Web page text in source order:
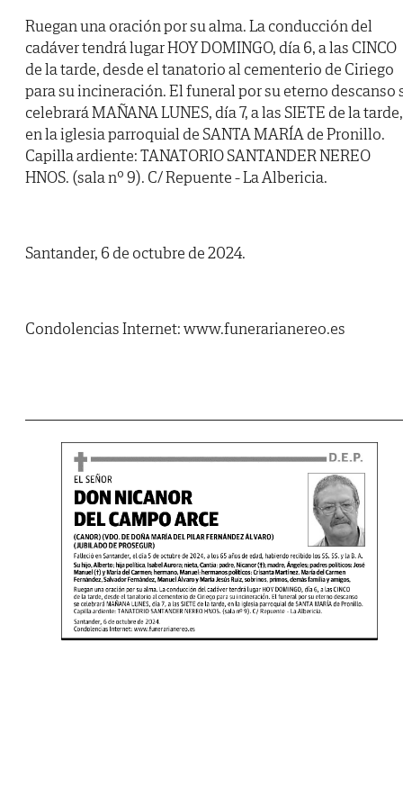
Ruegan una oración por su alma. La conducción del
cadáver tendrá lugar HOY DOMINGO, día 6, a las CINCO
de la tarde, desde el tanatorio al cementerio de Ciriego
para su incineración. El funeral por su eterno descanso
celebrará MAÑANA LUNES, día 7, a las SIETE de la tarde,
en la iglesia parroquial de SANTA MARÍA de Pronillo.
Capilla ardiente: TANATORIO SANTANDER NEREO
HNOS. (sala nº 9). C/ Repuente - La Albericia.
Santander, 6 de octubre de 2024.
Condolencias Internet: www.funerarianereo.es